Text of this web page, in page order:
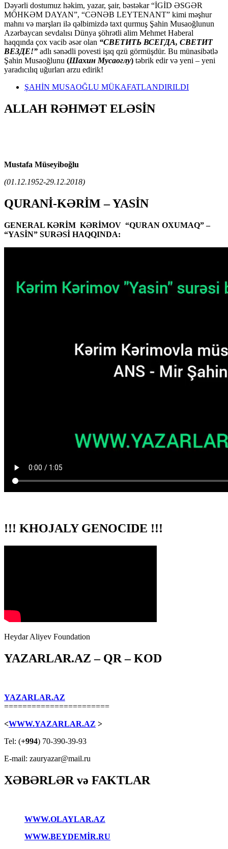
Dəyərli dostumuz həkim, yazar, şair, bəstəkar “İGİD ƏSGƏR
MÖHKƏM DAYAN”, “CƏNƏB LEYTENANT” kimi məşhur
mahnı və marşları ilə qəlbimizdə taxt qurmuş Şahin Musaoğlunun
Azərbaycan sevdalısı Dünya şöhrətli alim Mehmet Haberal
haqqında çox vacib əsər olan “СВЕТИТЬ ВСЕГДА, СВЕТИТ
ВЕЗДЕ!” adlı sənədli povesti işıq qzü görmüşdür. Bu münasibətlə
Şahin Musaoğlunu (Шахин Мусаоглу) təbrik edir və yeni – yeni
yaradıcılıq uğurları arzu edirik!
ŞAHİN MUSAOĞLU MÜKAFATLANDIRILDI
ALLAH RƏHMƏT ELƏSİN
Mustafa Müseyiboğlu
(01.12.1952-29.12.2018)
QURANİ-KƏRİM – YASİN
GENERAL KƏRİM KƏRİMOV “QURAN OXUMAQ” –
“YASİN” SURƏSİ HAQQINDA:
!!! KHOJALY GENOCIDE !!!
Heydar Aliyev Foundation
YAZARLAR.AZ – QR – KOD
YAZARLAR.AZ
=======================
<WWW.YAZARLAR.AZ >
Tel: (+994) 70-390-39-93
E-mail: zauryazar@mail.ru
XƏBƏRLƏR və FAKTLAR
WWW.OLAYLAR.AZ
WWW.BEYDEMİR.RU